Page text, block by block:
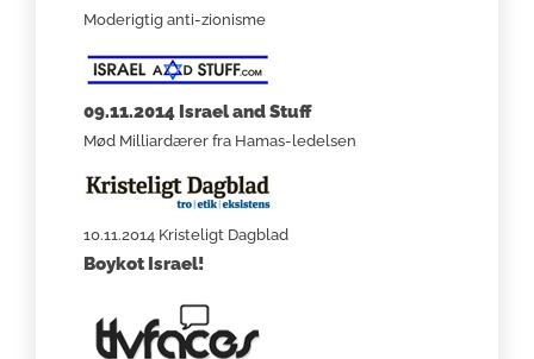
Moderigtig anti-zionisme
09.11.2014 Israel and Stuff
Mød Milliardærer fra Hamas-ledelsen
10.11.2014 Kristeligt Dagblad
Boykot Israel!